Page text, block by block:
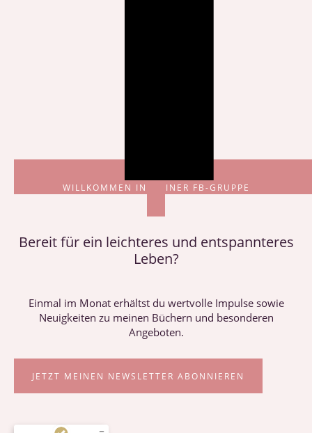
WILLKOMMEN IN MEINER FB-GRUPPE
Bereit für ein leichteres und entspannteres
Leben?
Einmal im Monat erhältst du wertvolle Impulse sowie
Neuigkeiten zu meinen Büchern und besonderen
Angeboten.
JETZT MEINEN NEWSLETTER ABONNIEREN